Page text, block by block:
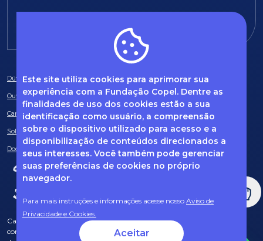
Este site utiliza cookies para aprimorar sua
experiência com a Fundação Copel. Dentre as
finalidades de uso dos cookies estão a sua
identificação como usuário, a compreensão
sobre o dispositivo utilizado para acesso e a
disponibilização de conteúdos direcionados a
seus interesses. Você também pode gerenciar
suas preferências de cookies no próprio
navegador.
Para mais instruções e informações acesse nosso Aviso de
Privacidade e Cookies.
Aceitar
Dúvidas frequentes
Ouvidoria
Canal de Denúncias
Solicitação de informações
Documentos obrigatórios
Caso tenha dúvidas sobre Privacidade de Dados e LGPD, entre em
contato com o nosso DPO (encarregado de dados) via e-mail: